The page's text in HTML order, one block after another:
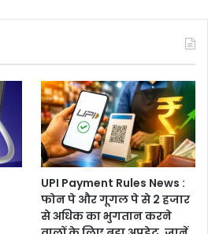
UPI Payment Rules News :
फोन पे और गूगल पे से 2 हजार
से अधिक का भुगतान करने